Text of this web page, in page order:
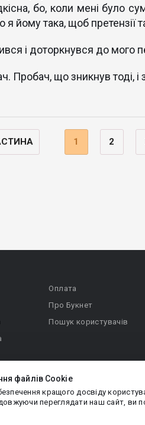
бо, коли мені було
йому така, щоб претензії
і доторкнувся до мого
Пробач, що зникнув тоді, і
1 2
файлів Cookie
кращого досвіду
переглядати наш сайт, ви
Оплата
Про Букнет
Пошук користувачів
права захищено.
Естонія